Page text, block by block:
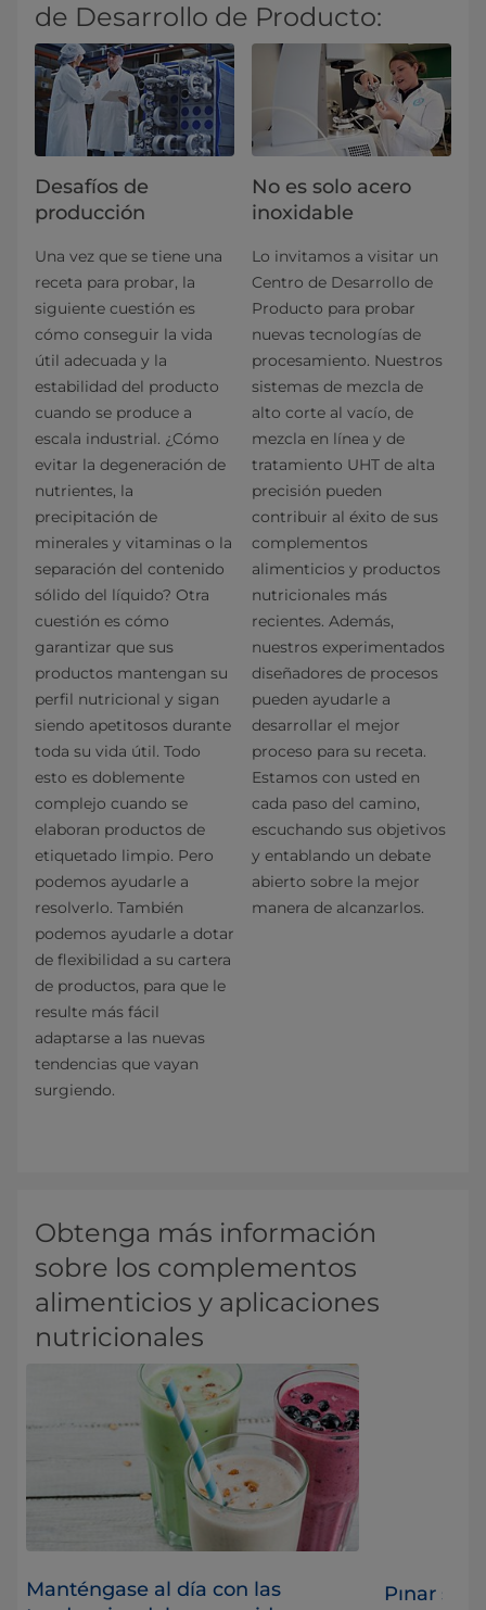
de Desarrollo de Producto:
Desafíos de
producción
Una vez que se tiene una
receta para probar, la
siguiente cuestión es
cómo conseguir la vida
útil adecuada y la
estabilidad del producto
cuando se produce a
escala industrial. ¿Cómo
evitar la degeneración de
nutrientes, la
precipitación de
minerales y vitaminas o la
separación del contenido
sólido del líquido? Otra
cuestión es cómo
garantizar que sus
productos mantengan su
perfil nutricional y sigan
siendo apetitosos durante
toda su vida útil. Todo
esto es doblemente
complejo cuando se
elaboran productos de
etiquetado limpio. Pero
podemos ayudarle a
resolverlo. También
podemos ayudarle a dotar
de flexibilidad a su cartera
de productos, para que le
resulte más fácil
adaptarse a las nuevas
tendencias que vayan
surgiendo.
No es solo acero
inoxidable
Lo invitamos a visitar un
Centro de Desarrollo de
Producto para probar
nuevas tecnologías de
procesamiento. Nuestros
sistemas de mezcla de
alto corte al vacío, de
mezcla en línea y de
tratamiento UHT de alta
precisión pueden
contribuir al éxito de sus
complementos
alimenticios y productos
nutricionales más
recientes. Además,
nuestros experimentados
diseñadores de procesos
pueden ayudarle a
desarrollar el mejor
proceso para su receta.
Estamos con usted en
cada paso del camino,
escuchando sus objetivos
y entablando un debate
abierto sobre la mejor
manera de alcanzarlos.
Obtenga más información
sobre los complementos
alimenticios y aplicaciones
nutricionales
Manténgase al día con las
Pınar se